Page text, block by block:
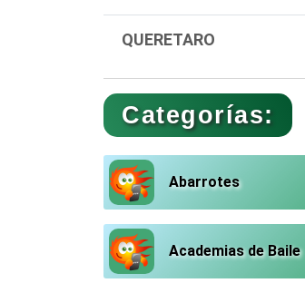
QUERETARO
Categorías:
Abarrotes
Academias de Baile